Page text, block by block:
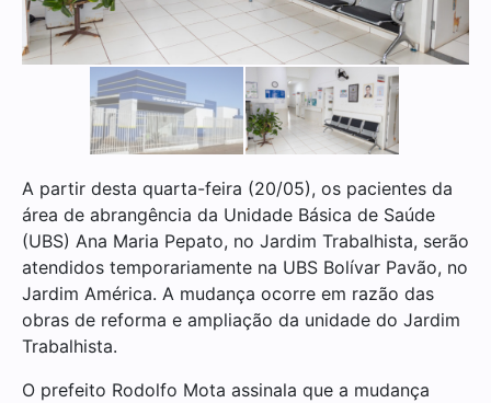
A partir desta quarta-feira (20/05), os pacientes da
área de abrangência da Unidade Básica de Saúde
(UBS) Ana Maria Pepato, no Jardim Trabalhista, serão
atendidos temporariamente na UBS Bolívar Pavão, no
Jardim América. A mudança ocorre em razão das
obras de reforma e ampliação da unidade do Jardim
Trabalhista.
O prefeito Rodolfo Mota assinala que a mudança